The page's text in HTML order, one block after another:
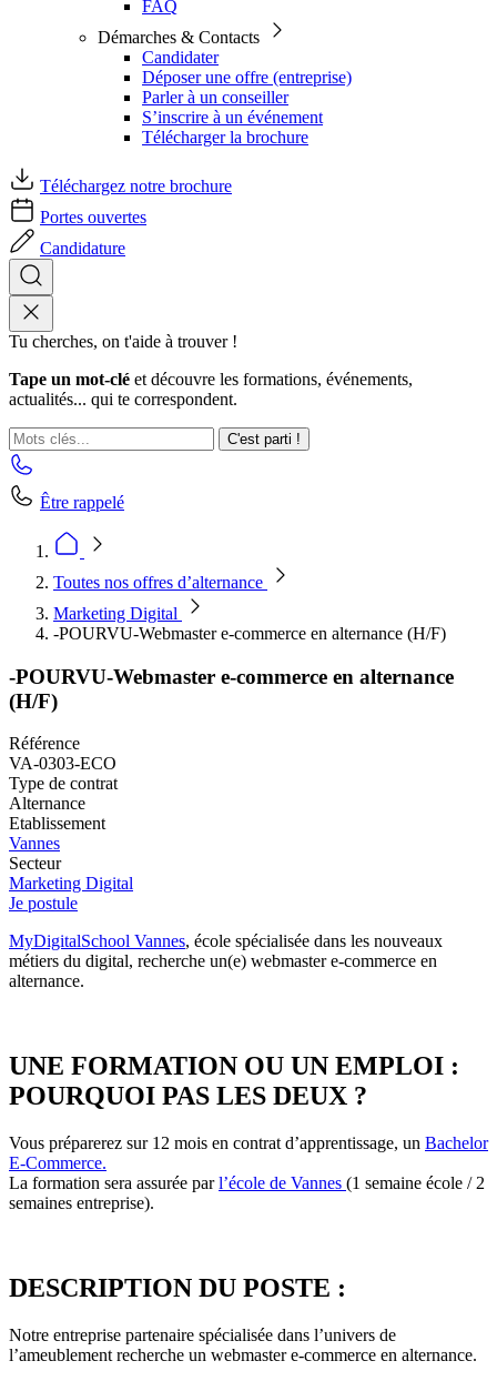
FAQ
Démarches & Contacts
Candidater
Déposer une offre (entreprise)
Parler à un conseiller
S’inscrire à un événement
Télécharger la brochure
Téléchargez notre brochure
Portes ouvertes
Candidature
Tu cherches, on t'aide à trouver !
Tape un mot-clé et découvre les formations, événements,
actualités... qui te correspondent.
C'est parti !
Être rappelé
Toutes nos offres d’alternance
Marketing Digital
-POURVU-Webmaster e-commerce en alternance (H/F)
-POURVU-Webmaster e-commerce en alternance
(H/F)
Référence
VA-0303-ECO
Type de contrat
Alternance
Etablissement
Vannes
Secteur
Marketing Digital
Je postule
MyDigitalSchool Vannes, école spécialisée dans les nouveaux
métiers du digital, recherche un(e) webmaster e-commerce en
alternance.
UNE FORMATION OU UN EMPLOI :
POURQUOI PAS LES DEUX ?
Vous préparerez sur 12 mois en contrat d’apprentissage, un Bachelor
E-Commerce.
La formation sera assurée parl’école de Vannes (1 semaine école / 2
semaines entreprise).
DESCRIPTION DU POSTE :
Notre entreprise partenaire spécialisée dans l’univers de
l’ameublement recherche un webmaster e-commerce en alternance.